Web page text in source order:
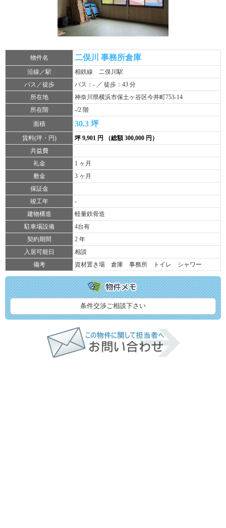
物件名 二俣川 事務所倉庫
沿線／駅
相鉄線 二俣川駅
バス／徒歩
バス：- ／ 徒歩：43 分
所在地
神奈川県横浜市保土ヶ谷区今井町753-14
所在階
-/2 階
面積
30.3 坪
賃料(坪・円)
坪 9,901 円 （総額 300,000 円）
共益費
礼金
1 ヶ月
敷金
3 ヶ月
保証金
竣工年
-
建物構造
軽量鉄骨造
駐車場設備
4台有
契約期間
2 年
入居可能日
相談
備考
資材置き場 倉庫 事務所 トイレ シャワー
条件交渉ご相談下さい